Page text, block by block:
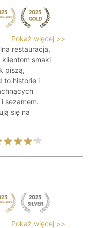
Pokaż więcej >>
restauracja,
smaki
piszą,
to historie i
sezamem.
się na
Pokaż więcej >>